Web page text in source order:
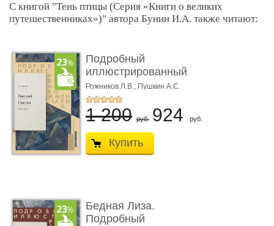
С книгой "Тень птицы (Серия «Книги о великих
путешественниках»)" автора Бунин И.А. также читают:
Подробный
иллюстрированный
комментарий к ром� ...
Рожников Л.В.; Пушкин А.С.
1 200 руб. 924 руб.
Купить
Бедная Лиза.
Подробный